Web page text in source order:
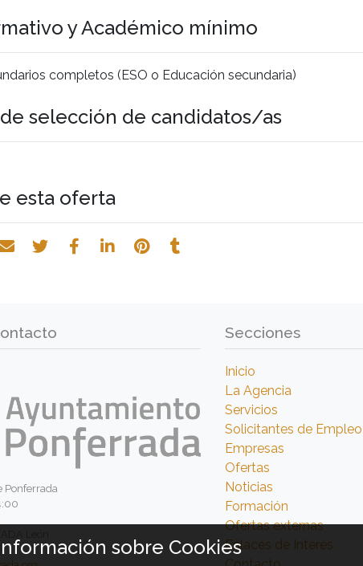
y Académico mínimo
completos (ESO o Educación secundaria)
selección de candidatos/as
esta oferta
Ponferrada
León
Secciones
Inicio
La Agencia
Servicios
Solicitantes de Empleo
Empresas
Ofertas
Noticias
Formación
Ofertas externas
Enlaces de Interés
sobre Cookies